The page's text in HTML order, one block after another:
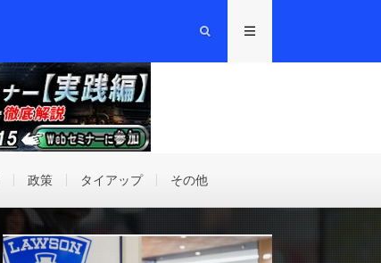
政策 タイアップ その他